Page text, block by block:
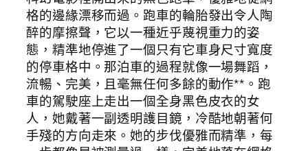
格的邊緣漂移而過。跑車的輪胎發出令人陶
醉的摩擦聲，它以一種近乎蔑視重力的姿
態，精準地停進了一個只有它車身尺寸寬度
的停車格中。那泊車的過程就像一場舞蹈，
流暢、完美，且毫無任何多餘的動作**。跑
車的駕駛座上走出一個全身黑色皮衣的女
人，她戴著一副透明護目鏡，冷酷地朝著何
手殘的方向走來。她的步伐優雅而精準，每